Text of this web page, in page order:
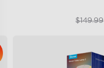
$112.99$149.99